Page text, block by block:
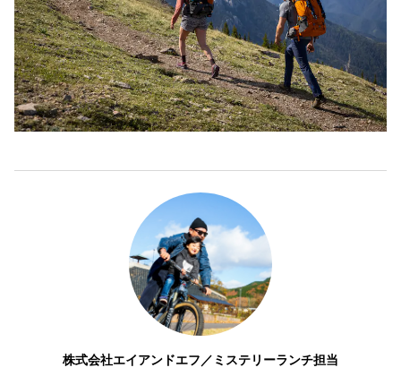
株式会社エイアンドエフ／ミステリーランチ担当